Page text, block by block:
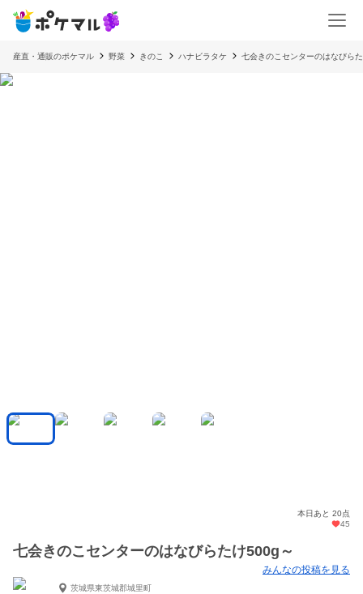
産直・通販のポケマル 野菜 きのこ ハナビラタケ 七会きのこセンターのはなびら
本日あと 20点
45
七会きのこセンターのはなびらたけ500g～
みんなの投稿を見る
茨城県東茨城郡城里町